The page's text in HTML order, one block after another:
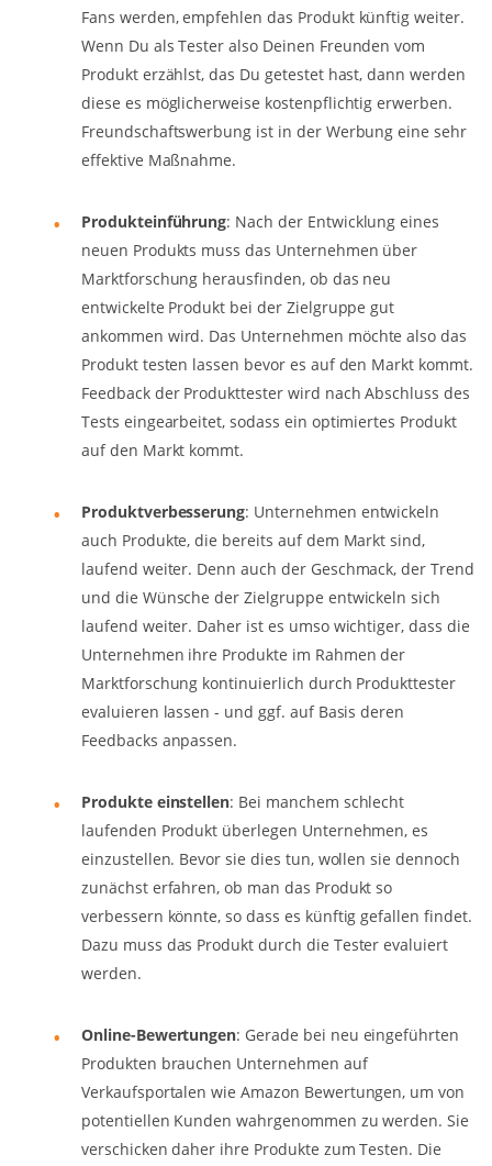
Fans werden, empfehlen das Produkt künftig weiter.
Wenn Du als Tester also Deinen Freunden vom
Produkt erzählst, das Du getestet hast, dann werden
diese es möglicherweise kostenpflichtig erwerben.
Freundschaftswerbung ist in der Werbung eine sehr
effektive Maßnahme.
Produkteinführung: Nach der Entwicklung eines
neuen Produkts muss das Unternehmen über
Marktforschung herausfinden, ob das neu
entwickelte Produkt bei der Zielgruppe gut
ankommen wird. Das Unternehmen möchte also das
Produkt testen lassen bevor es auf den Markt kommt.
Feedback der Produkttester wird nach Abschluss des
Tests eingearbeitet, sodass ein optimiertes Produkt
auf den Markt kommt.
Produktverbesserung: Unternehmen entwickeln
auch Produkte, die bereits auf dem Markt sind,
laufend weiter. Denn auch der Geschmack, der Trend
und die Wünsche der Zielgruppe entwickeln sich
laufend weiter. Daher ist es umso wichtiger, dass die
Unternehmen ihre Produkte im Rahmen der
Marktforschung kontinuierlich durch Produkttester
evaluieren lassen - und ggf. auf Basis deren
Feedbacks anpassen.
Produkte einstellen: Bei manchem schlecht
laufenden Produkt überlegen Unternehmen, es
einzustellen. Bevor sie dies tun, wollen sie dennoch
zunächst erfahren, ob man das Produkt so
verbessern könnte, so dass es künftig gefallen findet.
Dazu muss das Produkt durch die Tester evaluiert
werden.
Online-Bewertungen: Gerade bei neu eingeführten
Produkten brauchen Unternehmen auf
Verkaufsportalen wie Amazon Bewertungen, um von
potentiellen Kunden wahrgenommen zu werden. Sie
verschicken daher ihre Produkte zum Testen. Die